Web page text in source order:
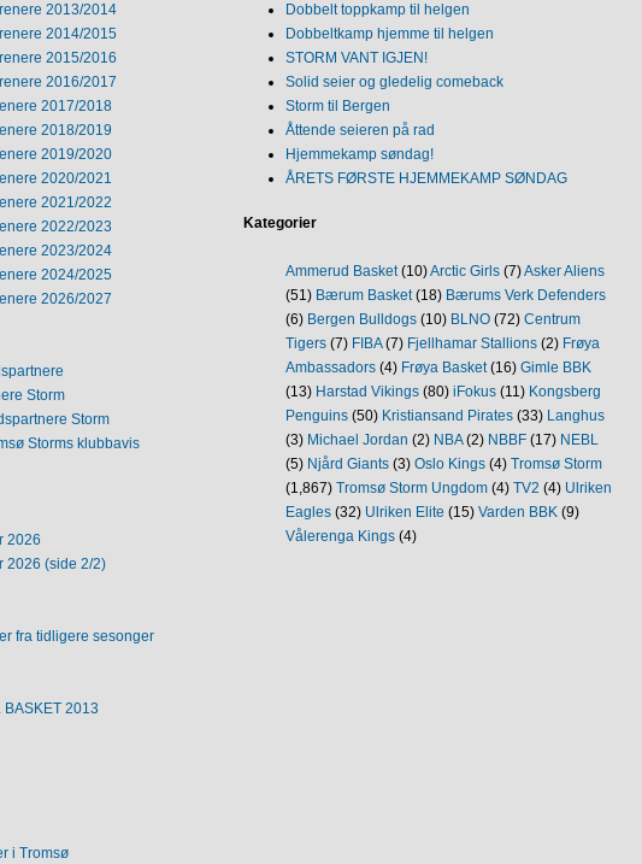
2013/2014
2014/2015
2015/2016
2016/2017
2017/2018
2018/2019
2019/2020
2020/2021
2021/2022
2022/2023
2023/2024
2024/2025
2026/2027
Storm
Storm
Storms klubbavis
2026
2026 (side 2/2)
fra tidligere sesonger
BASKET 2013
i Tromsø
Dobbelt toppkamp til helgen
Dobbeltkamp hjemme til helgen
STORM VANT IGJEN!
Solid seier og gledelig comeback
Storm til Bergen
Åttende seieren på rad
Hjemmekamp søndag!
ÅRETS FØRSTE HJEMMEKAMP SØNDAG
Kategorier
Ammerud Basket(10)Arctic Girls(7)Asker Aliens
(51) Bærum Basket(18) Bærums Verk Defenders
(6) Bergen Bulldogs(10) BLNO(72) Centrum
Tigers(7) FIBA(7) Fjellhamar Stallions(2) Frøya
Ambassadors(4) Frøya Basket(16) Gimle BBK
(13) Harstad Vikings(80) iFokus(11) Kongsberg
Penguins(50) Kristiansand Pirates(33) Langhus
(3) Michael Jordan (2) NBA(2) NBBF(17) NEBL
(5) Njård Giants(3) Oslo Kings(4) Tromsø Storm
(1,867) Tromsø Storm Ungdom(4) TV2 (4) Ulriken
Eagles(32) Ulriken Elite (15) Varden BBK(9)
Vålerenga Kings(4)